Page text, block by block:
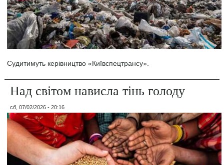
Судитимуть керівництво «Київспецтрансу».
Над світом нависла тінь голоду
сб, 07/02/2026 - 20:16